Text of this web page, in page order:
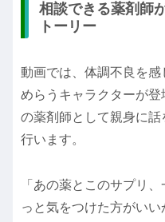
相談できる薬剤師
トーリー
動画では、体調不良を
めらうキャラクターが
の薬剤師として親身に
行います。
「あの薬とこのサプリ
っと気をつけた方がいい